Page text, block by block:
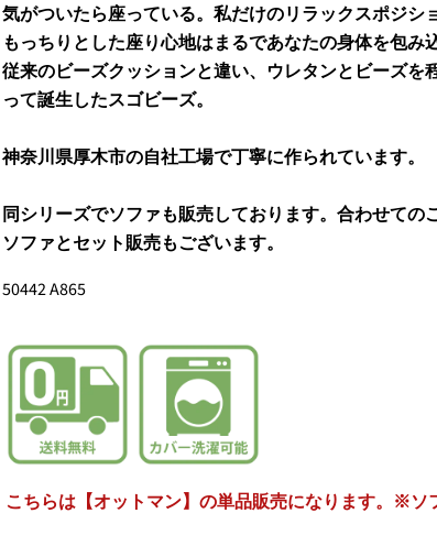
気がついたら座っている。私だけのリラックスポジショ
もっちりとした座り心地はまるであなたの身体を包み
従来のビーズクッションと違い、ウレタンとビーズを
って誕生したスゴビーズ。
神奈川県厚木市の自社工場で丁寧に作られています。
同シリーズでソファも販売しております。合わせての
ソファとセット販売もございます。
50442A865
こちらは【オットマン】の単品販売になります。 ※ソ